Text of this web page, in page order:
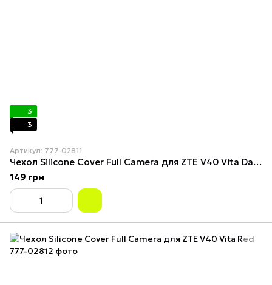
3
3
Артикул: 777-02811
Чехол Silicone Cover Full Camera для ZTE V40 Vita Dark Blue
149 грн